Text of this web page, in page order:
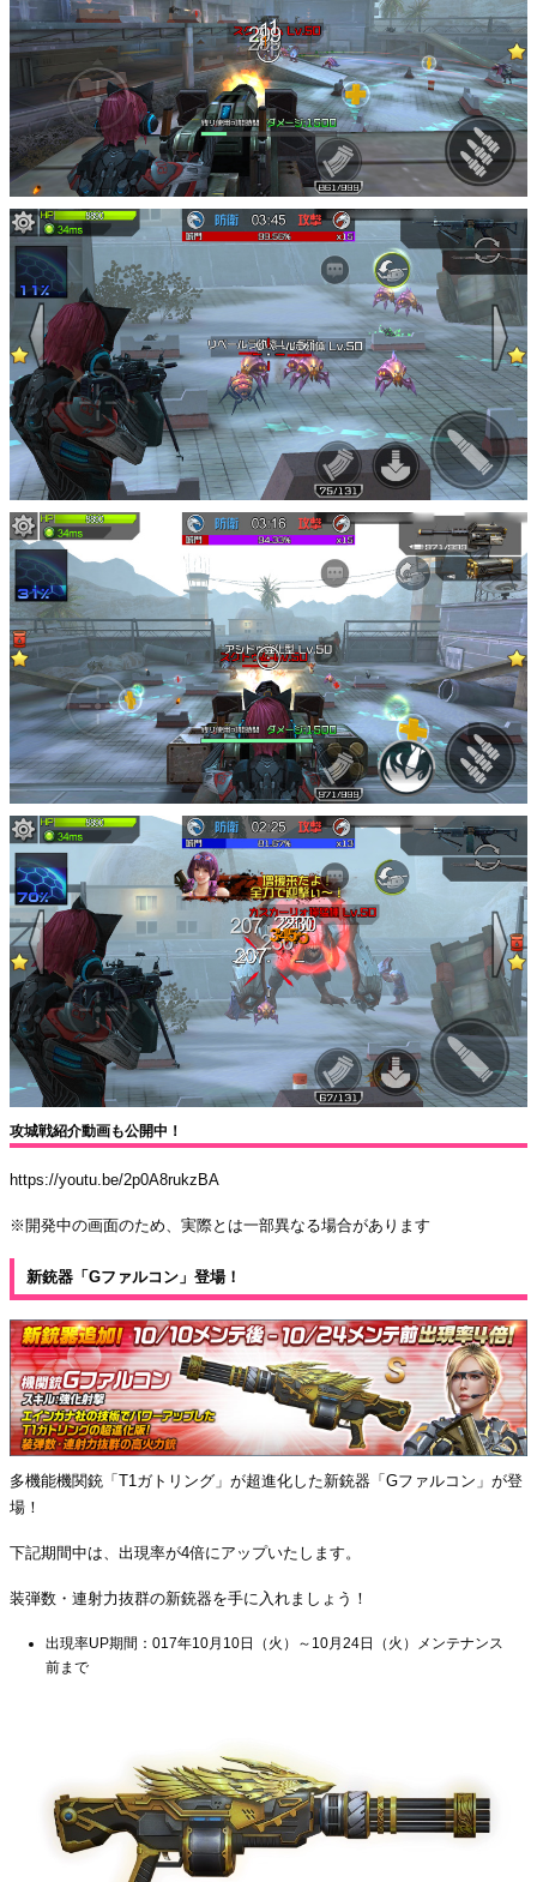
攻城戦紹介動画も公開中！
https://youtu.be/2p0A8rukzBA
※開発中の画面のため、実際とは一部異なる場合があります
新銃器「Gファルコン」登場！
多機能機関銃「T1ガトリング」が超進化した新銃器「Gファルコン」が登
場！
下記期間中は、出現率が4倍にアップいたします。
装弾数・連射力抜群の新銃器を手に入れましょう！
出現率UP期間：017年10月10日（火）～10月24日（火）メンテナンス
前まで